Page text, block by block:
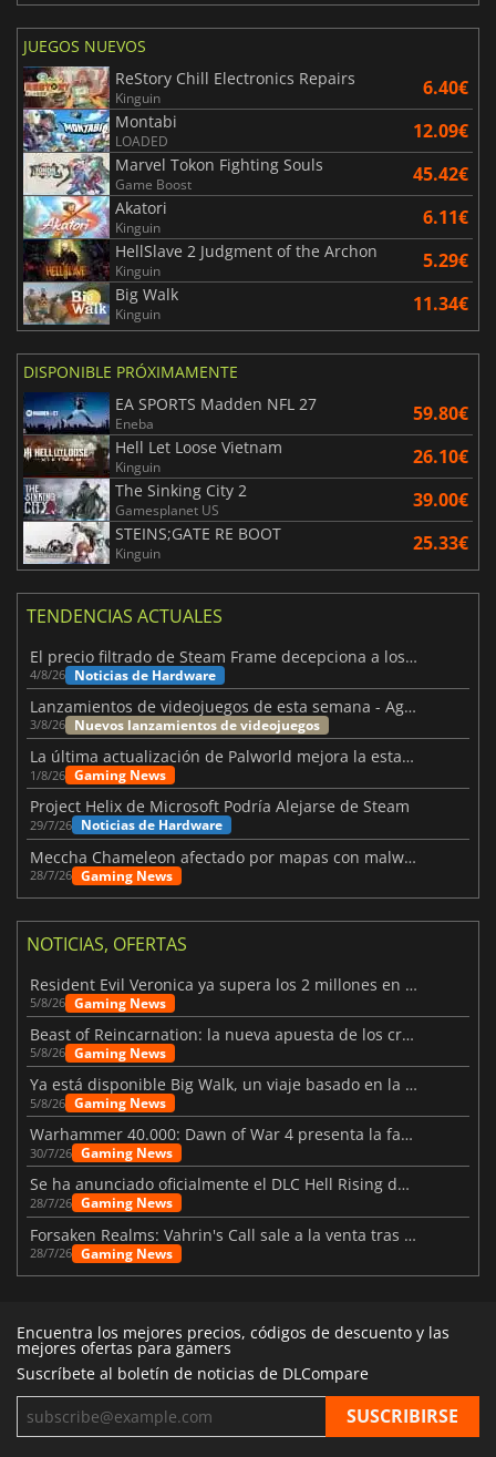
JUEGOS NUEVOS
ReStory Chill Electronics Repairs
Kinguin 6.40€
Montabi
LOADED 12.09€
Marvel Tokon Fighting Souls
Game Boost 45.42€
Akatori
Kinguin 6.11€
HellSlave 2 Judgment of the Archon
Kinguin 5.29€
Big Walk
Kinguin 11.34€
DISPONIBLE PRÓXIMAMENTE
EA SPORTS Madden NFL 27
Eneba 59.80€
Hell Let Loose Vietnam
Kinguin 26.10€
The Sinking City 2
Gamesplanet US 39.00€
STEINS;GATE RE BOOT
Kinguin 25.33€
TENDENCIAS ACTUALES
El precio filtrado de Steam Frame decepciona a los usuarios
4/8/26 Noticias de Hardware
Lanzamientos de videojuegos de esta semana - Agosto de 2026 (semana 32)
3/8/26 Nuevos lanzamientos de videojuegos
La última actualización de Palworld mejora la estabilidad
1/8/26 Gaming News
Project Helix de Microsoft Podría Alejarse de Steam
29/7/26 Noticias de Hardware
Meccha Chameleon afectado por mapas con malware y Discord
28/7/26 Gaming News
NOTICIAS, OFERTAS
Resident Evil Veronica ya supera los 2 millones en listas de deseados
5/8/26 Gaming News
Beast of Reincarnation: la nueva apuesta de los creadores de Pokémon
5/8/26 Gaming News
Ya está disponible Big Walk, un viaje basado en la amistad
5/8/26 Gaming News
Warhammer 40.000: Dawn of War 4 presenta la facción de los Necrones
30/7/26 Gaming News
Se ha anunciado oficialmente el DLC Hell Rising de Nioh 3
28/7/26 Gaming News
Forsaken Realms: Vahrin's Call sale a la venta tras una década
28/7/26 Gaming News
Encuentra los mejores precios, códigos de descuento y las
mejores ofertas para gamers
Suscríbete al boletín de noticias de DLCompare